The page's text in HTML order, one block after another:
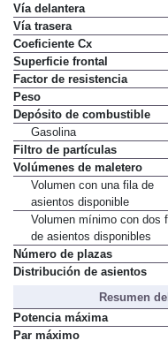
Vía delantera
Vía trasera
Coeficiente Cx
Superficie frontal
Factor de resistencia
Peso
Depósito de combustible
Gasolina
Filtro de partículas
Volúmenes de maletero
Volumen con una fila de
asientos disponible
Volumen mínimo con dos
de asientos disponibles
Número de plazas
Distribución de asientos
Resumen
Potencia máxima
Par máximo